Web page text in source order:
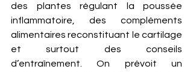
des plantes régulant la poussée
inflammatoire, des compléments
alimentaires reconstituant le cartilage
et surtout des conseils
d’entraînement. On prévoit un